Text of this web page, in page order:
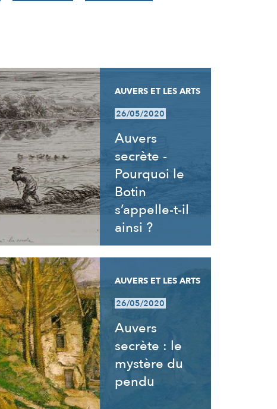
AUVERS ET LES ARTS
26/05/2020
Auvers
secrète -
Pourquoi le
Botin
s’appelle-t-il
ainsi ?
AUVERS ET LES ARTS
26/05/2020
Auvers
secrète : le
mystère du
pendu